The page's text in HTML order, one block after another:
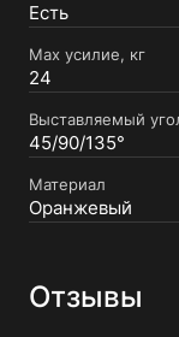
Есть
Max усилие, кг
24
Выставляемый
45/90/135°
Материал
Оранжевый
Отзывы